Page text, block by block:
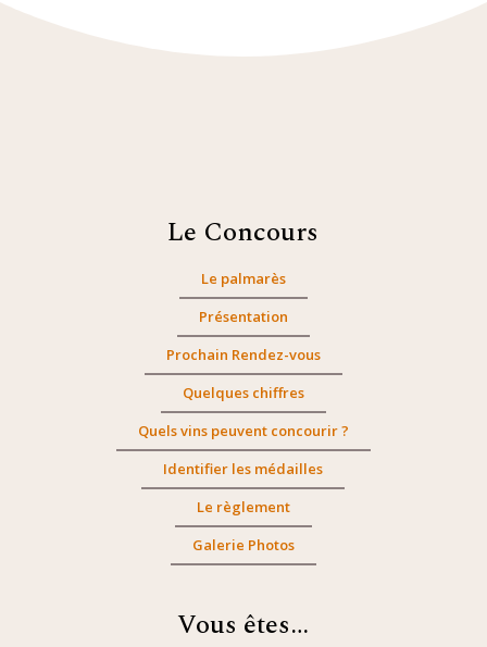
Le Concours
Le palmarès
Présentation
Prochain Rendez-vous
Quelques chiffres
Quels vins peuvent concourir ?
Identifier les médailles
Le règlement
Galerie Photos
Vous êtes…